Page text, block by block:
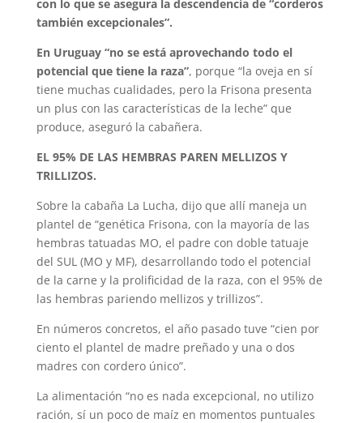
con lo que se asegura la descendencia de “corderos
también excepcionales”.
En Uruguay “no se está aprovechando todo el
potencial que tiene la raza”, porque “la oveja en sí
tiene muchas cualidades, pero la Frisona presenta
un plus con las características de la leche” que
produce, aseguró la cabañera.
EL 95% DE LAS HEMBRAS PAREN MELLIZOS Y
TRILLIZOS.
Sobre la cabaña La Lucha, dijo que allí maneja un
plantel de “genética Frisona, con la mayoría de las
hembras tatuadas MO, el padre con doble tatuaje
del SUL (MO y MF), desarrollando todo el potencial
de la carne y la prolificidad de la raza, con el 95% de
las hembras pariendo mellizos y trillizos”.
En números concretos, el año pasado tuve “cien por
ciento el plantel de madre preñado y una o dos
madres con cordero único”.
La alimentación “no es nada excepcional, no utilizo
ración, sí un poco de maíz en momentos puntuales